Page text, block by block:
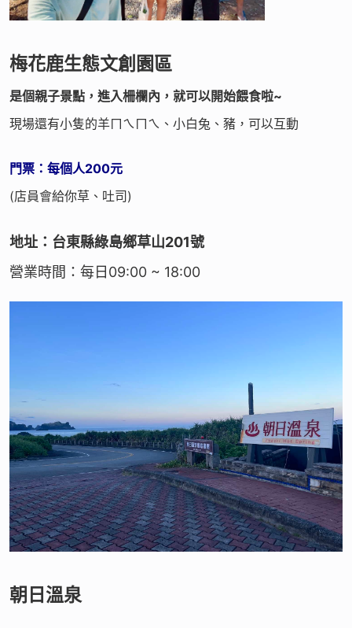
梅花鹿生態文創園區
是個親子景點，進入柵欄內，就可以開始餵食啦~
現場還有小隻的羊ㄇㄟㄇㄟ、小白兔、豬，可以互動
門票：每個人200元
(店員會給你草、吐司)
地址：台東縣綠島鄉草山201號
營業時間：每日09:00 ~ 18:00
朝日溫泉